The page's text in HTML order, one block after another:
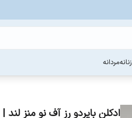
زنانهمردانه